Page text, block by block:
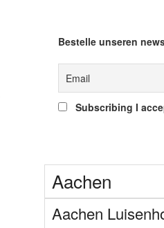
Bestelle unseren
Subscribing I
Aachen
Aachen